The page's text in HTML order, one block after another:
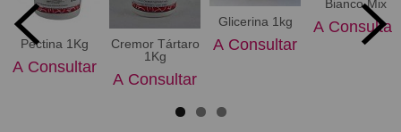
Pectina 1Kg
A Consultar
Cremor Tártaro
1Kg
A Consultar
Glicerina 1kg
A Consultar
Bianco Mix
A Consultar